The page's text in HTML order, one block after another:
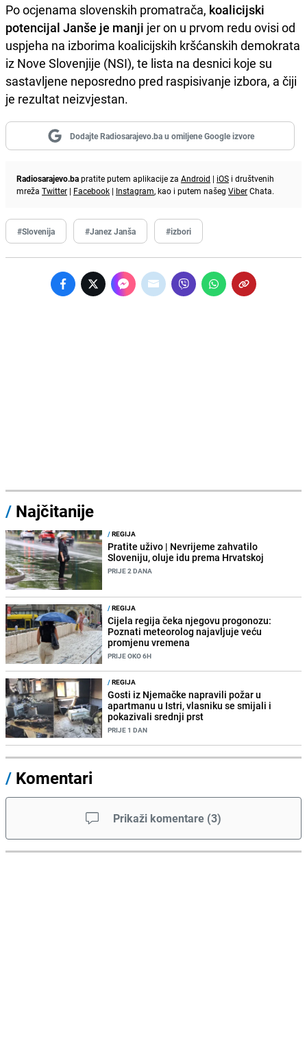
Po ocjenama slovenskih promatrača, koalicijski
potencijal Janše je manji jer on u prvom redu ovisi od
uspjeha na izborima koalicijskih kršćanskih demokrata
iz Nove Slovenjije (NSI), te lista na desnici koje su
sastavljene neposredno pred raspisivanje izbora, a čiji
je rezultat neizvjestan.
Dodajte Radiosarajevo.ba u omiljene Google izvore
Radiosarajevo.bapratite putem aplikacije za Android | iOS i društvenih
mreža Twitter | Facebook | Instagram, kao i putem našeg ViberChata.
#Slovenija #Janez Janša #izbori
/ Najčitanije
/REGIJA
Pratite uživo | Nevrijeme zahvatilo
Sloveniju, oluje idu prema Hrvatskoj
PRIJE 2 DANA
/REGIJA
Cijela regija čeka njegovu progonozu:
Poznati meteorolog najavljuje veću
promjenu vremena
PRIJE OKO 6H
/REGIJA
Gosti iz Njemačke napravili požar u
apartmanu u Istri, vlasniku se smijali i
pokazivali srednji prst
PRIJE 1 DAN
/ Komentari
Prikaži komentare (3)